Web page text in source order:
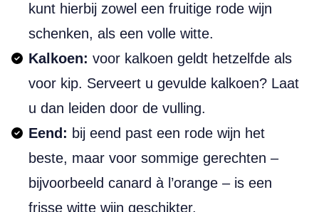
kunt hierbij zowel een fruitige rode wijn
schenken, als een volle witte.
Kalkoen: voor kalkoen geldt hetzelfde als
voor kip. Serveert u gevulde kalkoen? Laat
u dan leiden door de vulling.
Eend: bij eend past een rode wijn het
beste, maar voor sommige gerechten –
bijvoorbeeld canard à l’orange – is een
frisse witte wijn geschikter.